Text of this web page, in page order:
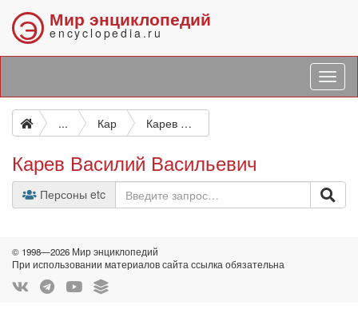
Э Мир энциклопедий
encyclopedia.ru
... Кар Карев Василий Васильевич
Карев Василий Васильевич
Персоны etc
© 1998—2026 Мир энциклопедий
При использовании материалов сайта ссылка обязательна